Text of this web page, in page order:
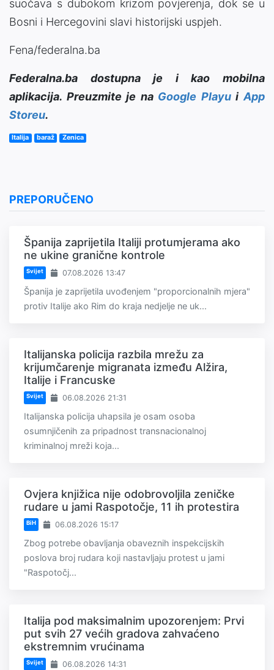
suočava s dubokom krizom povjerenja, dok se u
Bosni i Hercegovini slavi historijski uspjeh.
Fena/federalna.ba
Federalna.ba dostupna je i kao mobilna
aplikacija. Preuzmite je na Google PlayuiApp
Storeu.
Italija baraž Zenica
PREPORUČENO
Španija zaprijetila Italiji protumjerama ako
ne ukine granične kontrole
Svijet 07.08.2026 13:47
Španija je zaprijetila uvođenjem "proporcionalnih mjera"
protiv Italije ako Rim do kraja nedjelje ne uk...
Italijanska policija razbila mrežu za
krijumčarenje migranata između Alžira,
Italije i Francuske
Svijet 06.08.2026 21:31
Italijanska policija uhapsila je osam osoba
osumnjičenih za pripadnost transnacionalnoj
kriminalnoj mreži koja...
Ovjera knjižica nije odobrovoljila zeničke
rudare u jami Raspotočje, 11 ih protestira
BiH 06.08.2026 15:17
Zbog potrebe obavljanja obaveznih inspekcijskih
poslova broj rudara koji nastavljaju protest u jami
"Raspotočj...
Italija pod maksimalnim upozorenjem: Prvi
put svih 27 većih gradova zahvaćeno
ekstremnim vrućinama
Svijet 06.08.2026 14:31